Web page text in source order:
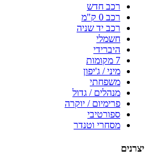
רכב חדש
רכב 0 ק"מ
רכב יד שניה
חשמלי
היברידי
7 מקומות
מיני / ג'יפון
משפחתי
מנהלים / גדול
פרימיום / יוקרה
ספורטיבי
מסחרי וטנדר
יצרנים